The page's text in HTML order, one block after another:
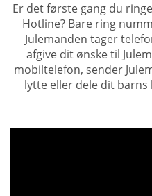
Er det første gang du
Hotline? Bare ring
Julemanden tager
afgive dit ønske til
mobiltelefon, sender
lytte eller dele dit barns